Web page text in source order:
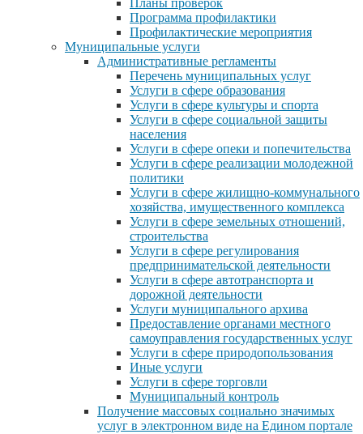
Планы проверок
Программа профилактики
Профилактические мероприятия
Муниципальные услуги
Административные регламенты
Перечень муниципальных услуг
Услуги в сфере образования
Услуги в сфере культуры и спорта
Услуги в сфере социальной защиты
населения
Услуги в сфере опеки и попечительства
Услуги в сфере реализации молодежной
политики
Услуги в сфере жилищно-коммунального
хозяйства, имущественного комплекса
Услуги в сфере земельных отношений,
строительства
Услуги в сфере регулирования
предпринимательской деятельности
Услуги в сфере автотранспорта и
дорожной деятельности
Услуги муниципального архива
Предоставление органами местного
самоуправления государственных услуг
Услуги в сфере природопользования
Иные услуги
Услуги в сфере торговли
Муниципальный контроль
Получение массовых социально значимых
услуг в электронном виде на Едином портале